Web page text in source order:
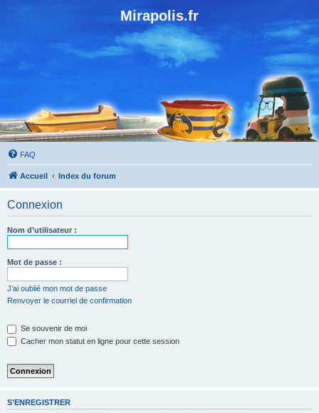
Mirapolis.fr
FAQ
Accueil Index du forum
Connexion
Nom d’utilisateur :
Mot de passe :
J’ai oublié mon mot de passe
Renvoyer le courriel de confirmation
Se souvenir de moi
Cacher mon statut en ligne pour cette session
S’ENREGISTRER